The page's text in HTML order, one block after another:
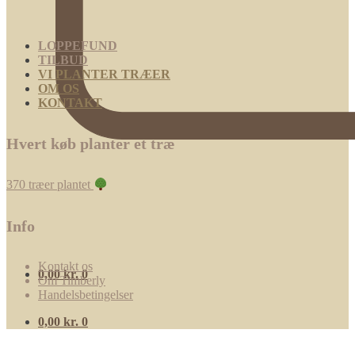
0,00kr. 0
LOPPEFUND
TILBUD
VI PLANTER TRÆER
OM OS
KONTAKT
Hvert køb planter et træ
370 træer plantet
Info
Kontakt os
Om Timberly
Handelsbetingelser
0,00 kr. 0